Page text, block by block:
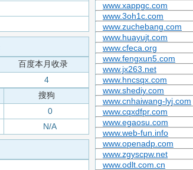
百度本月收录
4
搜狗
0
N/A
www.xappgc.com
www.3oh1c.com
www.zuchebang.com
www.huayujt.com
www.cfeca.org
www.fengxun5.com
www.jx263.net
www.hncsqx.com
www.shediy.com
www.cnhaiwang-lyj.com
www.cqxdfpr.com
www.egaosu.com
www.web-fun.info
www.openadp.com
www.zgyscpw.net
www.odlt.com.cn